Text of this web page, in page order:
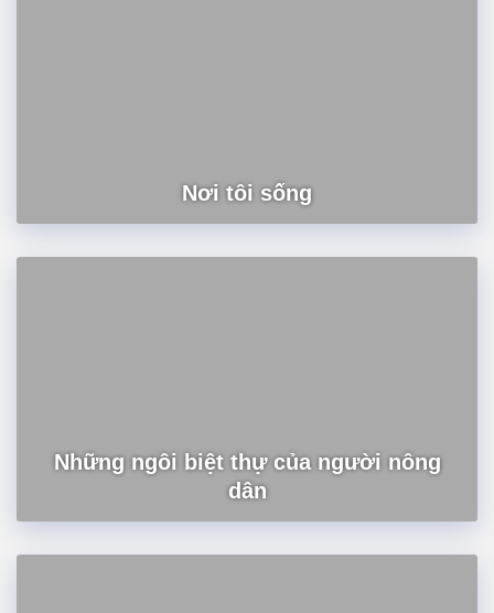
Nơi tôi sống
Những ngôi biệt thự của người nông
dân